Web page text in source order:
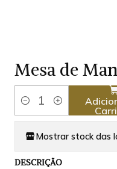
Mesa de
Quantidade
Mostrar stock das
DESCRIÇÃO